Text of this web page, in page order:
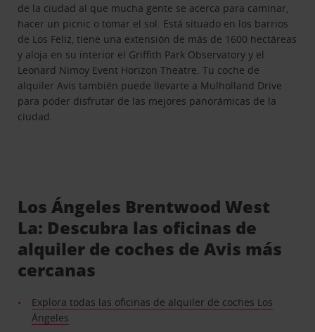
de la ciudad al que mucha gente se acerca para caminar,
hacer un picnic o tomar el sol. Está situado en los barrios
de Los Feliz, tiene una extensión de más de 1600 hectáreas
y aloja en su interior el Griffith Park Observatory y el
Leonard Nimoy Event Horizon Theatre. Tu coche de
alquiler Avis también puede llevarte a Mulholland Drive
para poder disfrutar de las mejores panorámicas de la
ciudad.
Los Ángeles Brentwood West
La: Descubra las oficinas de
alquiler de coches de Avis más
cercanas
Explora todas las oficinas de alquiler de coches Los
Ángeles